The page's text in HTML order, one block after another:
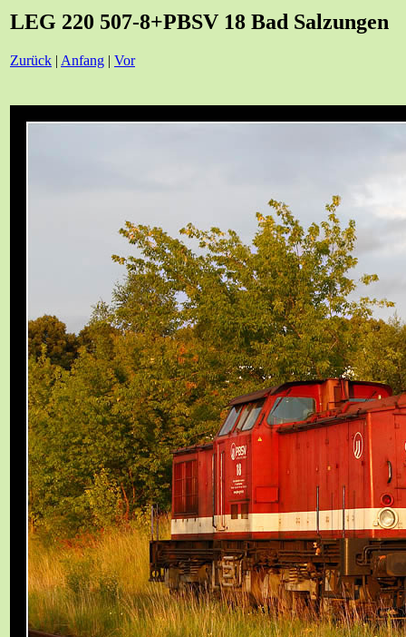
LEG 220 507-8+PBSV 18 Bad Salzungen
Zurück | Anfang | Vor